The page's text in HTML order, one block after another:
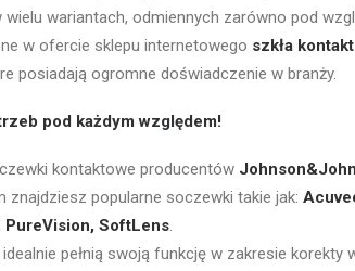
wielu wariantach, odmiennych zarówno pod
w ofercie sklepu internetowego szkła
posiadają ogromne doświadczenie w branży.
pod każdym względem!
kontaktowe producentów
znajdziesz popularne soczewki takie jak:
PureVision, SoftLens.
pełnią swoją funkcję w zakresie korekty